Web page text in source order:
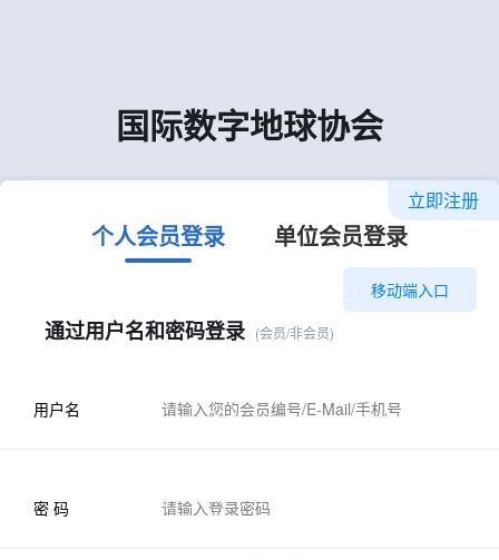
国际数字地球协会
立即注册
个人会员登录 单位会员登录
移动端入口
通过用户名和密码登录 (会员/非会员)
用户名
密 码